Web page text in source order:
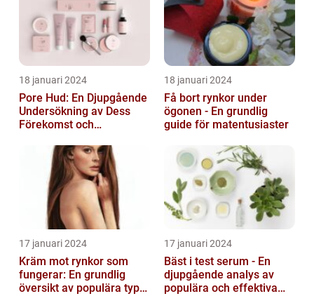
18 januari 2024
Pore Hud: En Djupgående
Undersökning av Dess
Förekomst och
18 januari 2024
Få bort rynkor under
ögonen - En grundlig
guide för matentusiaster
17 januari 2024
Kräm mot rynkor som
fungerar: En grundlig
översikt av populära typer
17 januari 2024
Bäst i test serum - En
djupgående analys av
populära och effektiva